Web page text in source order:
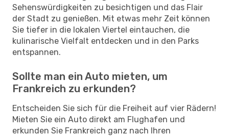
Sehenswürdigkeiten zu besichtigen und das Flair
der Stadt zu genießen. Mit etwas mehr Zeit können
Sie tiefer in die lokalen Viertel eintauchen, die
kulinarische Vielfalt entdecken und in den Parks
entspannen.
Sollte man ein Auto mieten, um
Frankreich zu erkunden?
Entscheiden Sie sich für die Freiheit auf vier Rädern!
Mieten Sie ein Auto direkt am Flughafen und
erkunden Sie Frankreich ganz nach Ihren